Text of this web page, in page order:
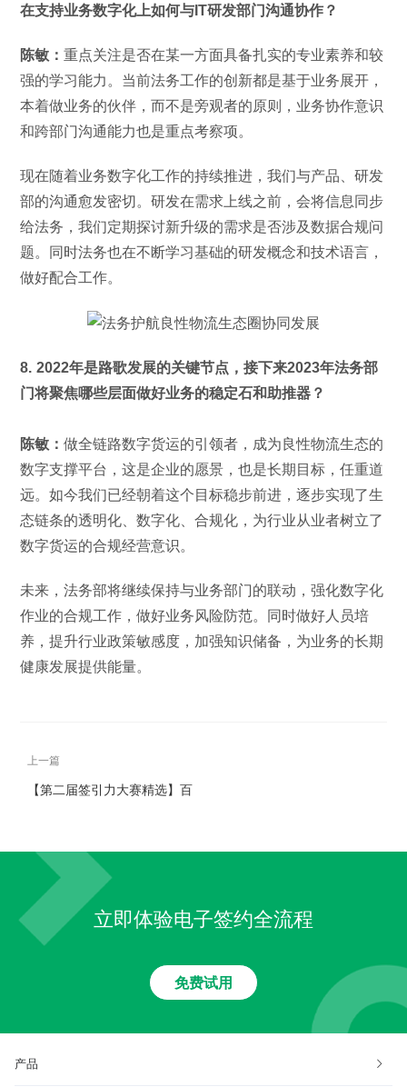
在支持业务数字化上如何与IT研发部门沟通协作？
陈敏：重点关注是否在某一方面具备扎实的专业素养和较
强的学习能力。当前法务工作的创新都是基于业务展开，
本着做业务的伙伴，而不是旁观者的原则，业务协作意识
和跨部门沟通能力也是重点考察项。
现在随着业务数字化工作的持续推进，我们与产品、研发
部的沟通愈发密切。研发在需求上线之前，会将信息同步
给法务，我们定期探讨新升级的需求是否涉及数据合规问
题。同时法务也在不断学习基础的研发概念和技术语言，
做好配合工作。
8. 2022年是路歌发展的关键节点，接下来2023年法务部
门将聚焦哪些层面做好业务的稳定石和助推器？
陈敏：做全链路数字货运的引领者，成为良性物流生态的
数字支撑平台，这是企业的愿景，也是长期目标，任重道
远。如今我们已经朝着这个目标稳步前进，逐步实现了生
态链条的透明化、数字化、合规化，为行业从业者树立了
数字货运的合规经营意识。
未来，法务部将继续保持与业务部门的联动，强化数字化
作业的合规工作，做好业务风险防范。同时做好人员培
养，提升行业政策敏感度，加强知识储备，为业务的长期
健康发展提供能量。
上一篇
【第二届签引力大赛精选】百
立即体验电子签约全流程
免费试用
产品